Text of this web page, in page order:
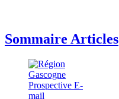
Sommaire Articles